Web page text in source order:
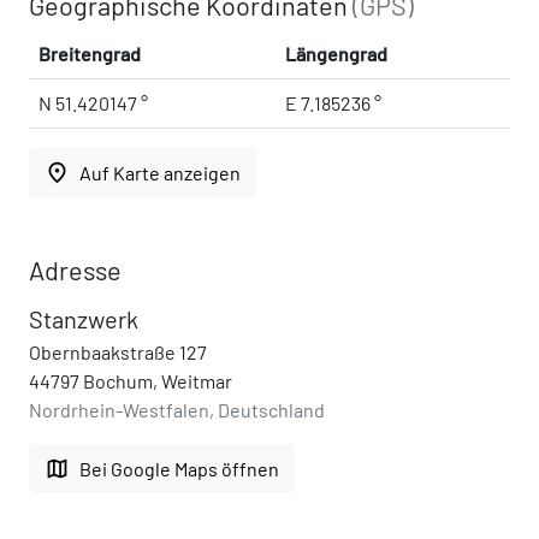
Breitengrad Längengrad
N 51.420147 ° E 7.185236 °
place Auf Karte anzeigen
Adresse
Stanzwerk
Obernbaakstraße 127
44797 Bochum, Weitmar
Nordrhein-Westfalen, Deutschland
map Bei Google Maps öffnen